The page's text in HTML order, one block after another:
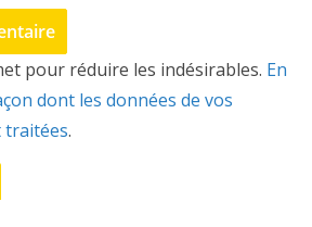
pour réduire les indésirables. En
dont les données de vos
traitées.